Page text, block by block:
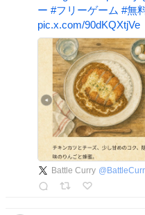
ー #フリーゲーム #無
pic.x.com/90dKQXtjVe
Battle Curry @